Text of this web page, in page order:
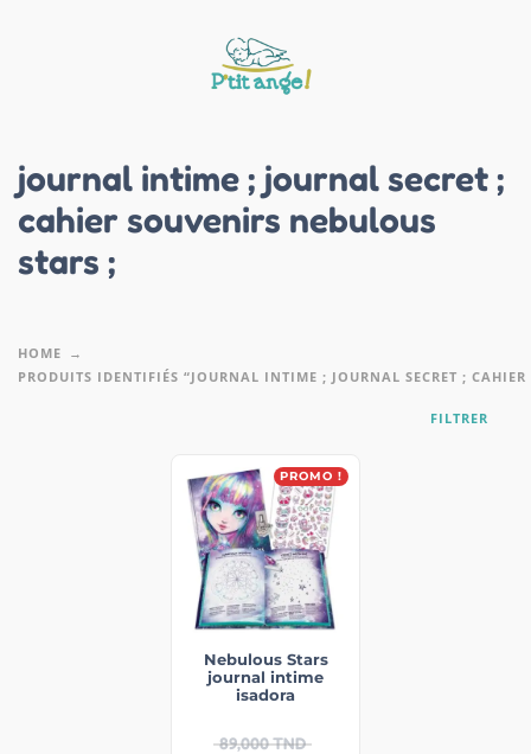
journal intime ; journal secret ;
cahier souvenirs nebulous
stars ;
HOME
PRODUITS IDENTIFIÉS “JOURNAL INTIME ; JOURNAL SECRET ;
FILTRER
PROMO !
Nebulous Stars
journal intime
isadora
89,000TND